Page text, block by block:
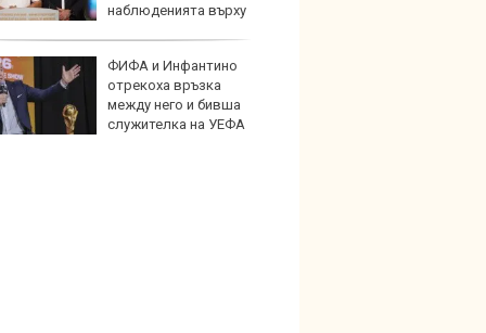
наблюденията върху
ФИФА и Инфантино
отрекоха връзка
между него и бивша
служителка на УЕФА